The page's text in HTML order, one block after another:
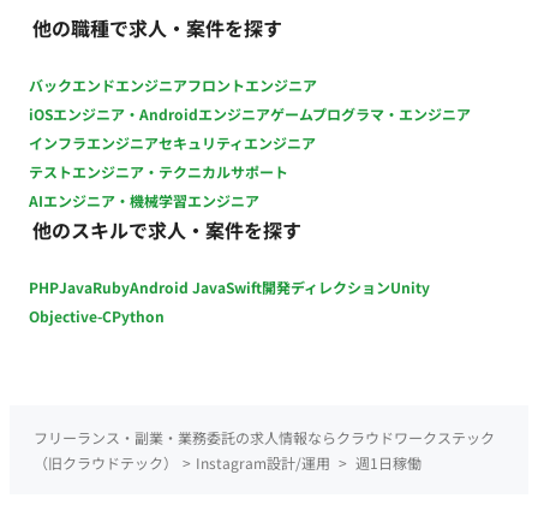
間/月〇時間など） ・実際の調理動画や画像、アカウント運用実
績など記載のポートフォリオの添付
他の職種で求人・案件を探す
バックエンドエンジニアフロントエンジニア
iOSエンジニア・Androidエンジニアゲームプログラマ・エンジニア
インフラエンジニアセキュリティエンジニア
テストエンジニア・テクニカルサポート
AIエンジニア・機械学習エンジニア
他のスキルで求人・案件を探す
PHPJavaRubyAndroid JavaSwift開発ディレクションUnity
Objective-CPython
フリーランス・副業・業務委託の求人情報ならクラウドワークステック
（旧クラウドテック）
> Instagram設計/運用 > 週1日稼働